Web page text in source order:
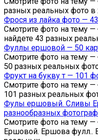
разных реальных фото в
Фрося из лайка фото —
Смотрите фото на тему
найдете 43 разных
Фуллы ершовой — 50
Смотрите фото на тему
50 разных реальных
Фрукт на букву т — 101
Смотрите фото на тему
101 разных реальных
Фулы ершовый. Сливы
разнообразных
Смотрите фото на тему
Ершовой. Ершова фулл..